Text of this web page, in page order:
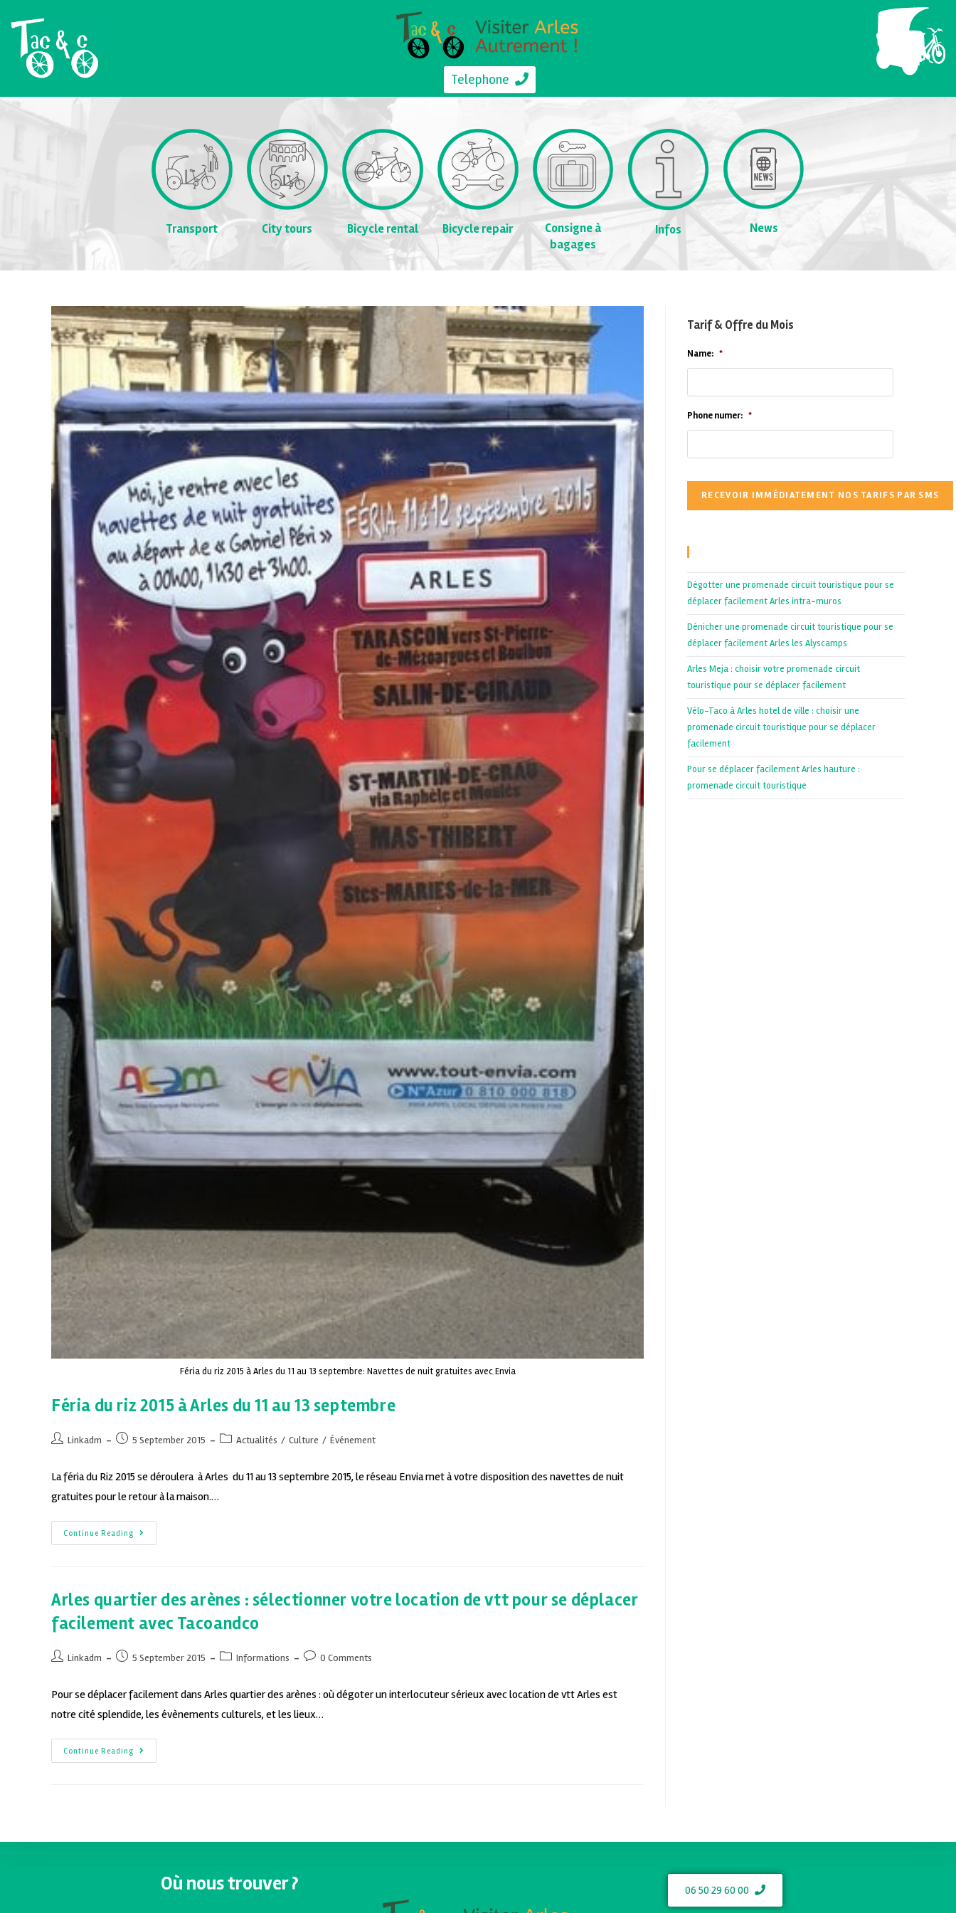
Telephone
Transport City tours Bicycle rental Bicycle repair
Consigne à
bagages
Infos News
Féria du riz 2015 à Arles du 11 au 13 septembre: Navettes de nuit gratuites avec Envia
Féria du riz 2015 à Arles du 11 au 13 septembre
Linkadm 5 September 2015 Actualités / Culture / Événement
La féria du Riz 2015 se déroulera à Arles du 11 au 13 septembre 2015, le réseau Envia met à votre disposition des navettes de nuit
gratuites pour le retour à la maison.…
Continue Reading
Arles quartier des arènes : sélectionner votre location de vtt pour se déplacer
facilement avec Tacoandco
Linkadm 5 September 2015 Informations 0 Comments
Pour se déplacer facilement dans Arles quartier des arènes : où dégoter un interlocuteur sérieux avec location de vtt Arles est
notre cité splendide, les évènements culturels, et les lieux…
Continue Reading
Tarif & Offre du Mois
Name: *
Phone numer: *
Dégotter une promenade circuit touristique pour se
déplacer facilement Arles intra-muros
Dénicher une promenade circuit touristique pour se
déplacer facilement Arles les Alyscamps
Arles Meja : choisir votre promenade circuit
touristique pour se déplacer facilement
Vélo-Taco à Arles hotel de ville : choisir une
promenade circuit touristique pour se déplacer
facilement
Pour se déplacer facilement Arles hauture :
promenade circuit touristique
Où nous trouver ? 06 50 29 60 00